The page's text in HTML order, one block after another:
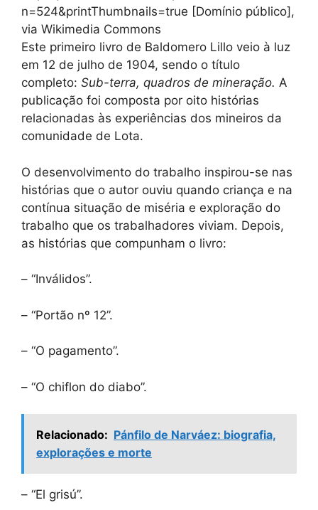
n=524&printThumbnails=true [Domínio público],
via Wikimedia Commons
Este primeiro livro de Baldomero Lillo veio à luz
em 12 de julho de 1904, sendo o título
completo: Sub-terra, quadros de mineração. A
publicação foi composta por oito histórias
relacionadas às experiências dos mineiros da
comunidade de Lota.
O desenvolvimento do trabalho inspirou-se nas
histórias que o autor ouviu quando criança e na
contínua situação de miséria e exploração do
trabalho que os trabalhadores viviam. Depois,
as histórias que compunham o livro:
– “Inválidos”.
– “Portão nº 12”.
– “O pagamento”.
– “O chiflon do diabo”.
Relacionado: Pánfilo de Narváez: biografia,
explorações e morte
– “El grisú”.